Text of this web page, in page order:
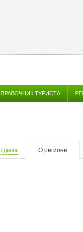
ТУРИСТА
О регионе